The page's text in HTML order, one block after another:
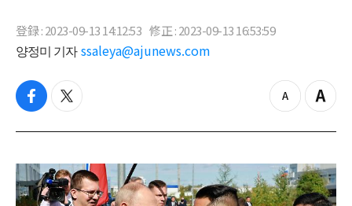
登録 : 2023-09-13 14:12:53 修正 : 2023-09-13 16:53:59
양정미 기자 ssaleya@ajunews.com
f
c
b
o
o
t
i
t
e
r
z
o
o
u
t
Z
o
i
n